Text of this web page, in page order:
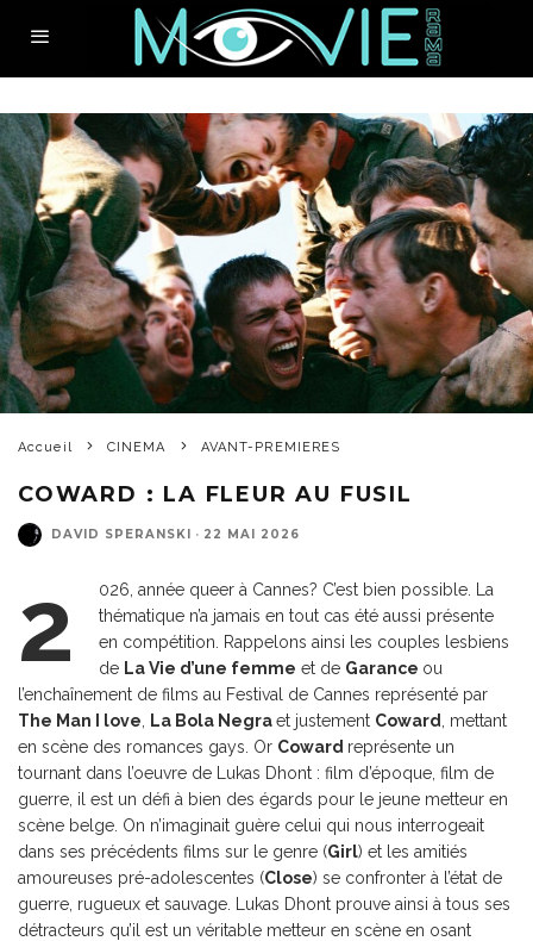
Accueil CINEMA AVANT-PREMIERES
COWARD : LA FLEUR AU FUSIL
DAVID SPERANSKI · 22 MAI 2026
2
026, année queer à Cannes? C’est bien possible. La
thématique n’a jamais en tout cas été aussi présente
en compétition. Rappelons ainsi les couples lesbiens
de La Vie d’une femme et de Garance ou
l’enchaînement de films au Festival de Cannes représenté par
The Man I love
La Bola Negraet justement Coward
, mettant
en scène des romances gays. Or Coward représente un
tournant dans l’oeuvre de Lukas Dhont : film d’époque, film de
guerre, il est un défi à bien des égards pour le jeune metteur en
scène belge. On n’imaginait guère celui qui nous interrogeait
dans ses précédents films sur le genre (Girl) et les amitiés
amoureuses pré-adolescentes (Close) se confronter à l’état de
guerre, rugueux et sauvage. Lukas Dhont prouve ainsi à tous ses
détracteurs qu’il est un véritable metteur en scène en osant